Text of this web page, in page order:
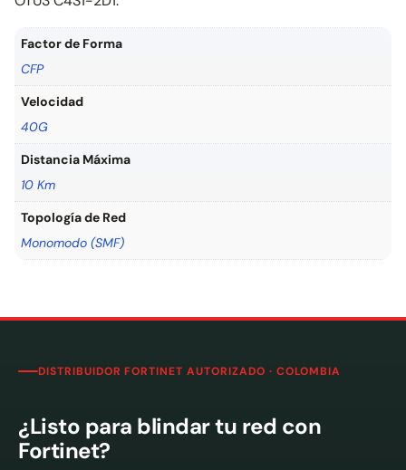
Factor de Forma
CFP
Velocidad
40G
Distancia Máxima
10 Km
Topología de Red
Monomodo (SMF)
DISTRIBUIDOR FORTINET AUTORIZADO · COLOMBIA
¿Listo para blindar tu red con
Fortinet?